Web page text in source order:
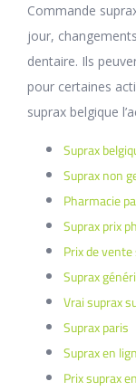
Commande
jour,
dentaire. Ils
pour certaines
suprax belgique
Suprax
Suprax non
Pharmacie
Suprax prix
Prix de
Suprax
Vrai suprax
Suprax paris
Suprax en
Prix suprax